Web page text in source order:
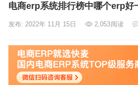
电商erp系统排行榜中哪个erp好
发布: 2022年 11月 15日 2,053阅读